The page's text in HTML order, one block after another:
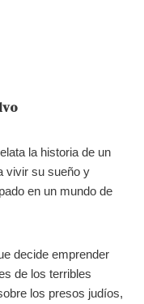
la historia de un
vivir su sueño y
en un mundo de
decide emprender
de los terribles
los presos judíos,